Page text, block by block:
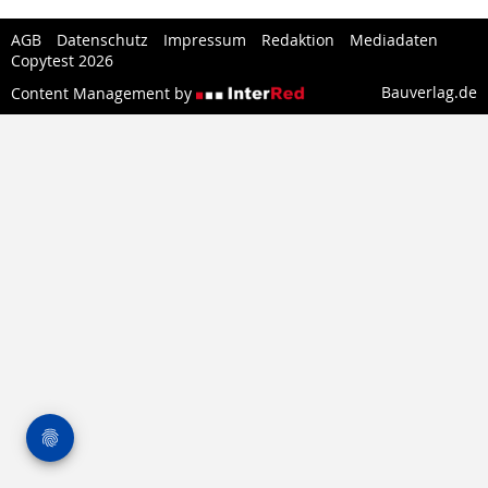
AGB Datenschutz Impressum Redaktion
Mediadaten
Copytest 2026
Content Management by
Bauverlag.de